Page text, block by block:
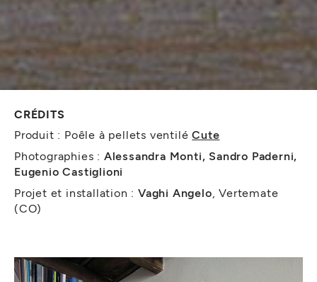
CRÉDITS
Produit : Poêle à pellets ventiléCute
Photographies : Alessandra Monti, Sandro Paderni,
Eugenio Castiglioni
Projet et installation : Vaghi Angelo , Vertemate
(CO)